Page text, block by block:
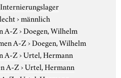
Internierungslager
›männlich
A-Z›Doegen, Wilhelm
A-Z›Doegen, Wilhelm
A-Z›Urtel, Hermann
A-Z›Urtel, Hermann